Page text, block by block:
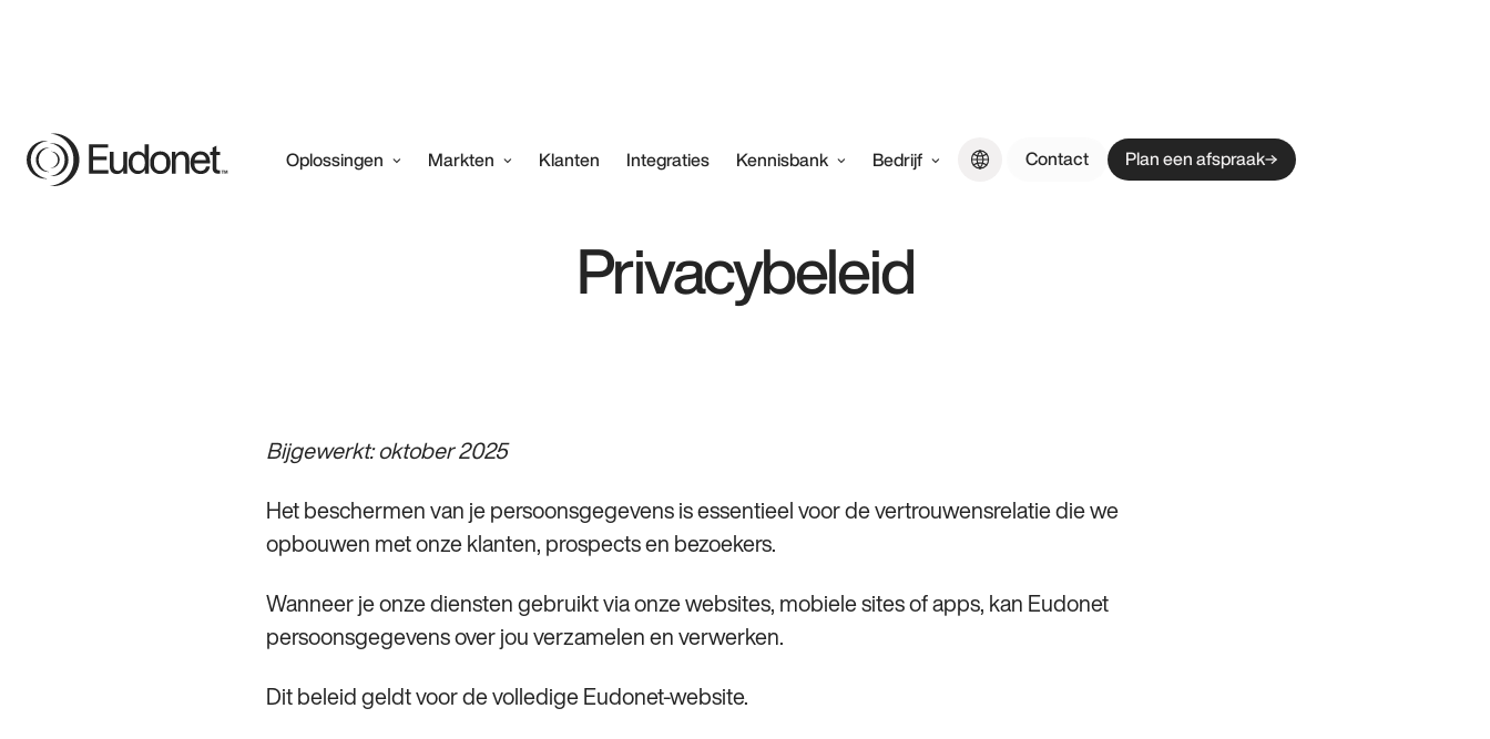
Oplossingen Markten Klanten Integraties Kennisbank Bedrijf Contact Plan een afspraak
Privacybeleid
Bijgewerkt: oktober 2025
Het beschermen van je persoonsgegevens is essentieel voor de vertrouwensrelatie die we
opbouwen met onze klanten, prospects en bezoekers.
Wanneer je onze diensten gebruikt via onze websites, mobiele sites of apps, kan Eudonet
persoonsgegevens over jou verzamelen en verwerken.
Dit beleid geldt voor de volledige Eudonet‑website.